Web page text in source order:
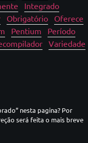
Integrado
Obrigatório
Oferece
Pentium
Período
Variedade
nesta pagina? Por
será feita o mais breve